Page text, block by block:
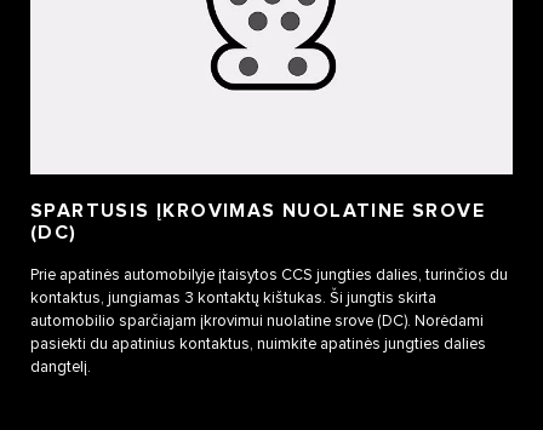
SPARTUSIS ĮKROVIMAS NUOLATINE SROVE
(DC)
Prie apatinės automobilyje įtaisytos CCS jungties dalies, turinčios du
kontaktus, jungiamas 3 kontaktų kištukas. Ši jungtis skirta
automobilio sparčiajam įkrovimui nuolatine srove (DC). Norėdami
pasiekti du apatinius kontaktus, nuimkite apatinės jungties dalies
dangtelį.